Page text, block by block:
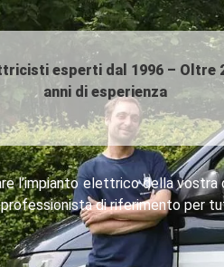
esperti dal 1996 – Oltre
anni di esperienza
l’impianto elettrico della
di riferimento per